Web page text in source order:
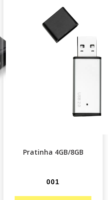
Pratinha 4GB/8GB
001